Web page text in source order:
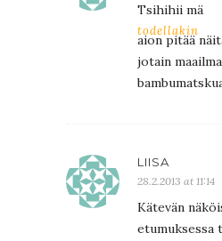
Tsihihii mä
todellakin
aion pitää
jotain
LIISA
28.2.2013 at 11:14
Kätevän
etumuksessa